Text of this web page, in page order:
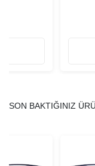
SON BAKTIĞINIZ